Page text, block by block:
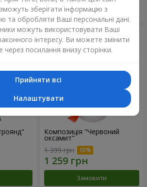
Замовити
Композиція "Червоний
оксамит"
1 399 грн
Замовити
зберігати інформацію з
та обробляти Ваші персональні дані.
можуть використовувати Ваші
законного інтересу. Ви можете змінити
через посилання внизу сторінки.
Прийняти всі
Налаштувати